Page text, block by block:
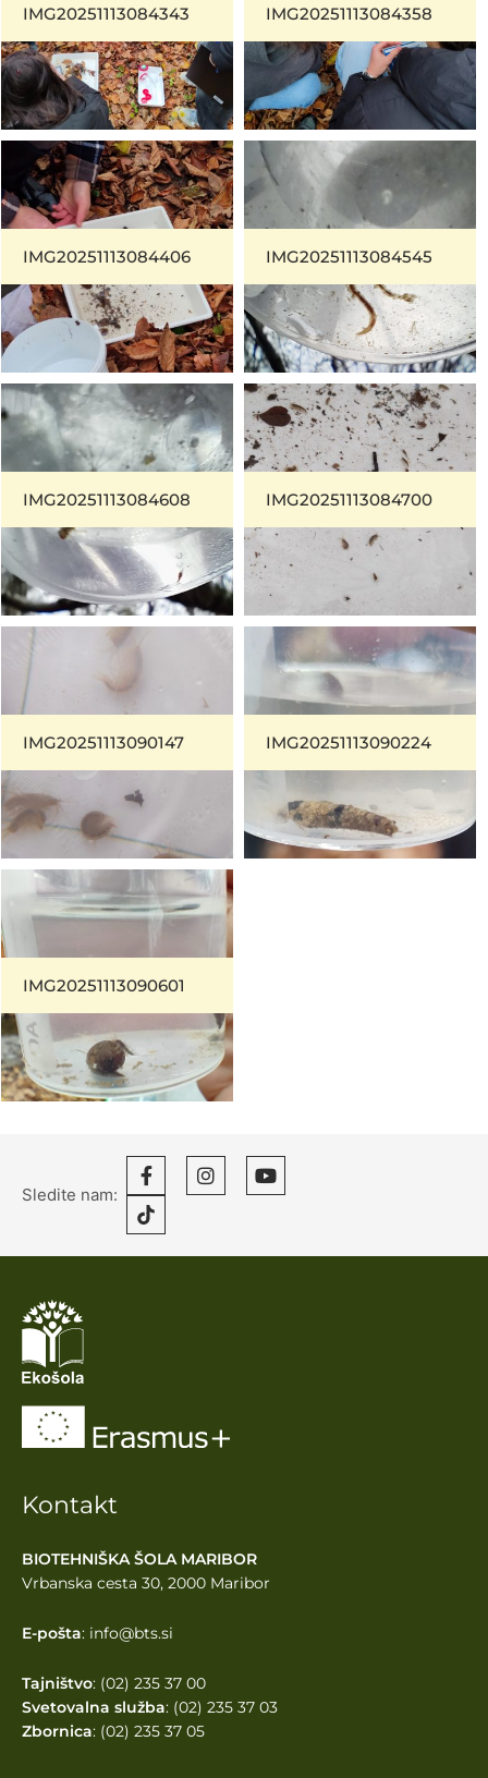
IMG20251113084343 IMG20251113084358
IMG20251113084406 IMG20251113084545
IMG20251113084608 IMG20251113084700
IMG20251113090147 IMG20251113090224
IMG20251113090601
Sledite nam:
Kontakt
BIOTEHNIŠKA ŠOLA MARIBOR
Vrbanska cesta 30, 2000 Maribor
E-pošta: info@bts.si
Tajništvo: (02) 235 37 00
Svetovalna služba: (02) 235 37 03
Zbornica: (02) 235 37 05